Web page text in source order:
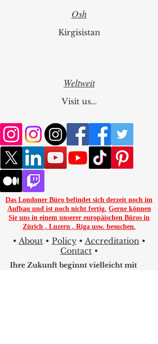
Osh
Kirgisistan
Weltweit
Visit us...
Das Londoner Büro befindet sich derzeit noch im
Aufbau und ist noch nicht fertig. Gerne können
Sie uns in einem unserer europäischen Büros in
Zürich , Luzern , Riga usw. besuchen.
• About• Policy• Accreditation•
Contact•
Ihre Zukunft beginnt vielleicht mit